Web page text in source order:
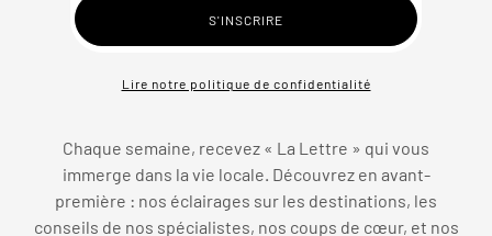
Lire notre politique de confidentialité
Chaque semaine, recevez « La Lettre » qui vous
immerge dans la vie locale. Découvrez en avant-
première : nos éclairages sur les destinations, les
conseils de nos spécialistes, nos coups de cœur, et nos